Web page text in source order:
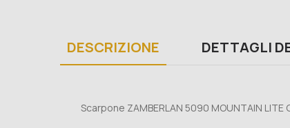
DESCRIZIONE DETTAGLI
Scarpone ZAMBERLAN 5090 MOUNTAIN LITE